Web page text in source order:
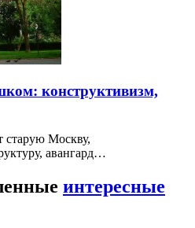
конструктивизм,
старую Москву,
авангард…
интересные